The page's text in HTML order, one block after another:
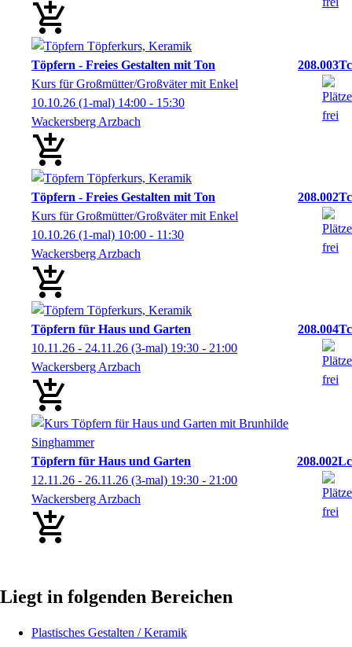
Töpfern - Freies Gestalten mit Ton
208.003Tc
Kurs für Großmütter/Großväter mit Enkel
10.10.26 (1-mal) 14:00 - 15:30
Wackersberg Arzbach
Töpfern - Freies Gestalten mit Ton
208.002Tc
Kurs für Großmütter/Großväter mit Enkel
10.10.26 (1-mal) 10:00 - 11:30
Wackersberg Arzbach
Töpfern für Haus und Garten
208.004Tc
10.11.26 - 24.11.26 (3-mal) 19:30 - 21:00
Wackersberg Arzbach
Töpfern für Haus und Garten
208.002Lc
12.11.26 - 26.11.26 (3-mal) 19:30 - 21:00
Wackersberg Arzbach
Liegt in folgenden Bereichen
Plastisches Gestalten / Keramik